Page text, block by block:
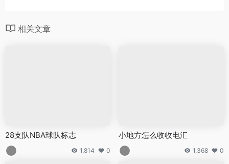
相关文章
28支队NBA球队标志
1,814 0
小地方怎么收收电汇
1,368 0